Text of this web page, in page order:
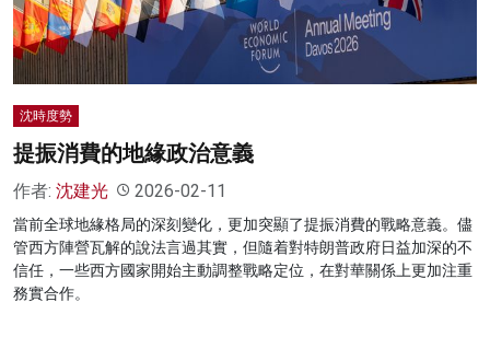
名家榜
灼見活動
沈時度勢
提振消費的地緣政治意義
作者: 沈建光 2026-02-11
當前全球地緣格局的深刻變化，更加突顯了提振消費的戰略意義。儘
管西方陣營瓦解的說法言過其實，但隨着對特朗普政府日益加深的不
信任，一些西方國家開始主動調整戰略定位，在對華關係上更加注重
務實合作。